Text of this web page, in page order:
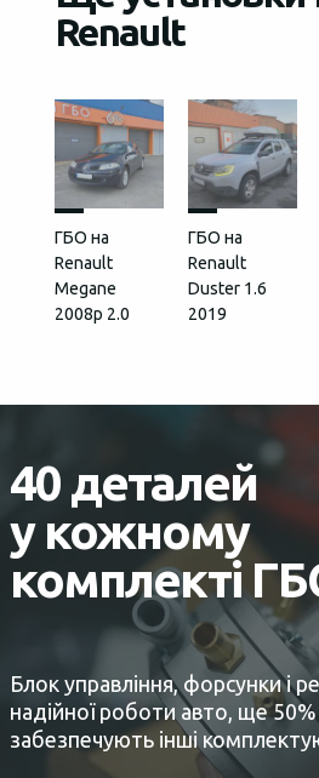
Renault
ГБО на
Renault
Megane
2008p 2.0
ГБО на
Renault
Duster 1.6
2019
40 деталей
у кожному
комплекті
Блок управління, форсунки і
надійної роботи авто, ще 50%
забезпечують інші